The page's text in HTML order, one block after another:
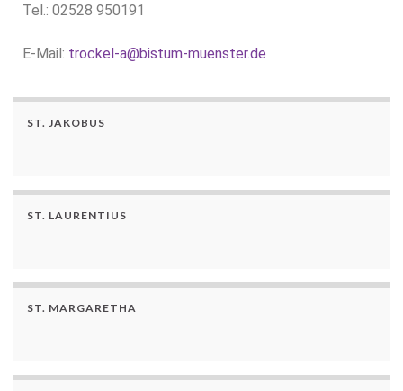
Tel.: 02528 950191
E-Mail: trockel-a@bistum-muenster.de
ST. JAKOBUS
ST. LAURENTIUS
ST. MARGARETHA